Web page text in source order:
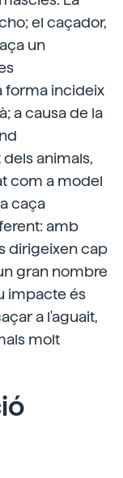
el caçador,
un
forma incideix
a causa de la
animals,
com a model
caça
amb
dirigeixen cap
gran nombre
impacte és
a l'aguait,
molt